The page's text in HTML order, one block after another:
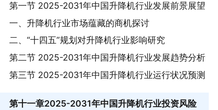
第一节 2025-2031年中国升降机行业发展前景展望
一、升降机行业市场蕴藏的商机探讨
二、“十四五”规划对升降机行业影响研究
第二节 2025-2031年中国升降机行业发展趋势分析
第三节 2025-2031年中国升降机行业运行状况预测
第十一章2025-2031年中国升降机行业投资风险